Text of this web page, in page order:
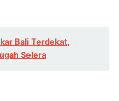
Bali Terdekat,
Selera